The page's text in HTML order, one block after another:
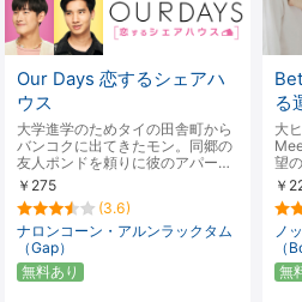
Our Days 恋するシェアハ
ウス
大学進学のためタイの田舎町から
バンコクに出てきたモン。同郷の
友人ポンドを頼りに彼のアパー…
￥275
(3.6)
ナロンコーン・アルンラックタム
（Gap）
無料あり
る
大
望
￥
ノ
（
無